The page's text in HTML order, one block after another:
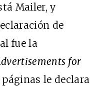
Mailer, y
de
fue la
for
le declara